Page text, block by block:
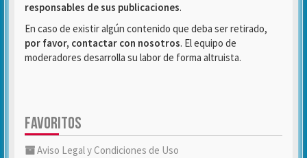
responsables de sus publicaciones.
En caso de existir algún contenido que deba ser retirado,
por favor, contactar con nosotros. El equipo de
moderadores desarrolla su labor de forma altruista.
FAVORITOS
Aviso Legal y Condiciones de Uso